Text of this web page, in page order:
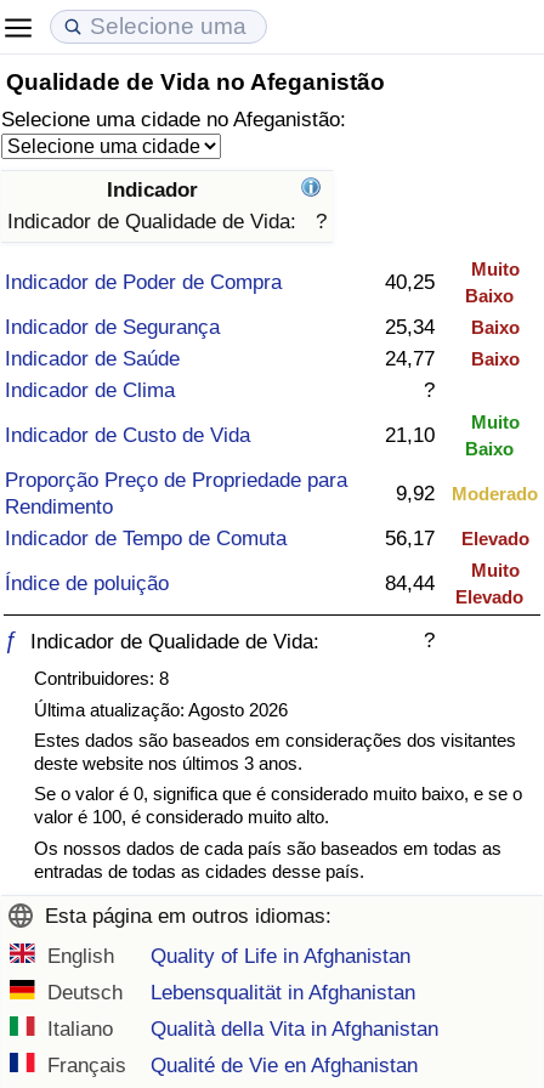
Qualidade de Vida no Afeganistão
Selecione uma cidade no Afeganistão:
Indicador
Indicador de Qualidade de Vida:
?
Indicador de Poder de Compra 40,25
Muito
Baixo
Indicador de Segurança 25,34 Baixo
Indicador de Saúde 24,77 Baixo
Indicador de Clima
?
Indicador de Custo de Vida
21,10
Muito
Baixo
Proporção Preço de Propriedade para
Rendimento
9,92 Moderado
Indicador de Tempo de Comuta 56,17 Elevado
Índice de poluição 84,44
Muito
Elevado
ƒ Indicador de Qualidade de Vida: ?
Contribuidores: 8
Última atualização: Agosto 2026
Estes dados são baseados em considerações dos visitantes
deste website nos últimos 3 anos.
Se o valor é 0, significa que é considerado muito baixo, e se o
valor é 100, é considerado muito alto.
Os nossos dados de cada país são baseados em todas as
entradas de todas as cidades desse país.
Esta página em outros idiomas:
English
Quality of Life in Afghanistan
Deutsch
Lebensqualität in Afghanistan
Italiano
Qualità della Vita in Afghanistan
Français
Qualité de Vie en Afghanistan
Custo de Vida
Indicador de Custo de Vida (Atual)
Indicador de Custo de Vida
Indicador de Custo de Vida Por País
em Aqaba
Preços de Imóveis
Indicador de Preços de Imóveis (Atual)
Indicador de Preços de Imóveis
Indicador de Preços de Imóveis por País
Qualidade de Vida
Indicador de Qualidade de Vida
Indicador de Qualidade de Vida (Atual)
Índice de qualidade de vida por país
Crime
Taxa do Indicador de Crime (Atual)
Índice de criminalidade por país
Saúde
Indicador de Saúde (Atual)
Indicador de Saúde
Indicador de Saúde por País
Indicador de Poluição (Atual)
Índice de poluição
Indicador de Poluição por País
Trânsito